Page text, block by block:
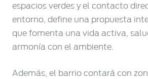
espacios verdes y el contacto
entorno, define una propuesta
que fomenta una vida activa,
armonía con el ambiente.
Además, el barrio contará con